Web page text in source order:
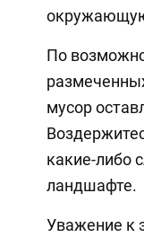
По
мусор
какие-либо
ландшафте.
Уважение к